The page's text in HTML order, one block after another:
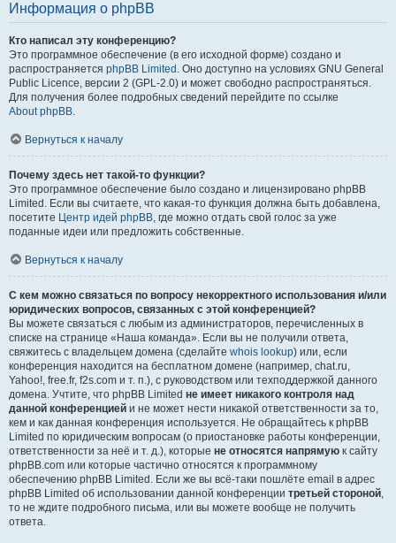
Информация о phpBB
Кто написал эту конференцию?
Это программное обеспечение (в его исходной форме) создано и
распространяется phpBB Limited . Оно доступно на условиях GNU General
Public Licence, версии 2 (GPL-2.0) и может свободно распространяться.
Для получения более подробных сведений перейдите по ссылке
About phpBB.
Вернуться к началу
Почему здесь нет такой-то функции?
Это программное обеспечение было создано и лицензировано phpBB
Limited. Если вы считаете, что какая-то функция должна быть добавлена,
посетите Центр идей phpBB, где можно отдать свой голос за уже
поданные идеи или предложить собственные.
Вернуться к началу
С кем можно связаться по вопросу некорректного использования и/или
юридических вопросов, связанных с этой конференцией?
Вы можете связаться с любым из администраторов, перечисленных в
списке на странице «Наша команда». Если вы не получили ответа,
свяжитесь с владельцем домена (сделайте whois lookup) или, если
конференция находится на бесплатном домене (например, chat.ru,
Yahoo!, free.fr, f2s.com и т. п.), с руководством или техподдержкой данного
домена. Учтите, что phpBB Limited не имеет никакого контроля над
данной конференцией и не может нести никакой ответственности за то,
кем и как данная конференция используется. Не обращайтесь к phpBB
Limited по юридическим вопросам (о приостановке работы конференции,
ответственности за неё и т. д.), которые не относятся напрямую к сайту
phpBB.com или которые частично относятся к программному
обеспечению phpBB Limited. Если же вы всё-таки пошлёте email в адрес
phpBB Limited об использовании данной конференции третьей стороной,
то не ждите подробного письма, или вы можете вообще не получить
ответа.